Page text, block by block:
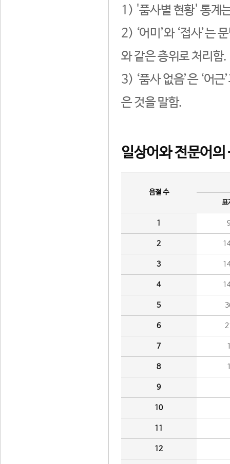
1) '품사별 현황' 통계
2) ‘어미’와 ‘접사’는
와 같은 층위로 처리함.
3) ‘품사 없음’은 ‘어
은 것을 말함.
일상어와 전문어의
음절 수
표
1
2
3
4
5
6
7
8
9
10
11
12